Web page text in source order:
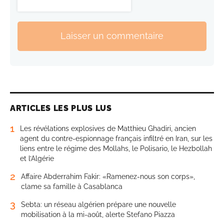
Laisser un commentaire
ARTICLES LES PLUS LUS
1
Les révélations explosives de Matthieu Ghadiri, ancien
agent du contre-espionnage français infiltré en Iran, sur les
liens entre le régime des Mollahs, le Polisario, le Hezbollah
et l’Algérie
2
Affaire Abderrahim Fakir: «Ramenez-nous son corps»,
clame sa famille à Casablanca
3
Sebta: un réseau algérien prépare une nouvelle
mobilisation à la mi-août, alerte Stefano Piazza